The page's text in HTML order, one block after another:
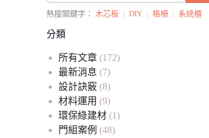
熱搜關鍵字： 木芯板 | DIY | 格柵 | 系統櫃
分類
所有文章 (172)
最新消息 (7)
設計訣竅 (8)
材料運用 (9)
環保綠建材 (1)
門組案例 (48)